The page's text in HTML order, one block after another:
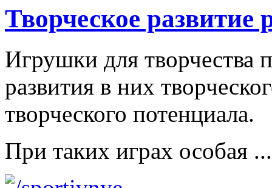
Творческое развитие
Игрушки для творчества
развития в них
творческого потенциала.
При таких играх особая ...